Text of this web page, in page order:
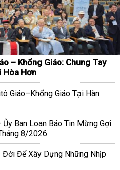
– Khổng Giáo: Chung Tay
Hòa Hơn
Giáo–Khổng Giáo Tại Hàn
Ban Loan Báo Tin Mừng Gợi
8/2026
Đời Để Xây Dựng Những Nhịp